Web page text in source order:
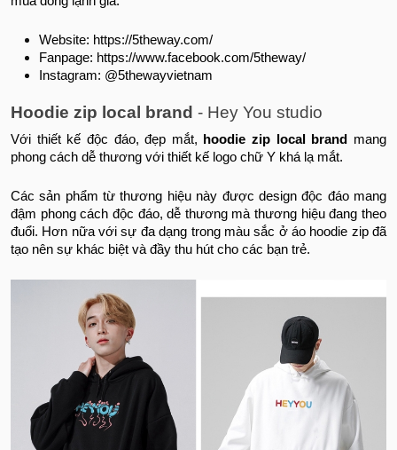
Website: https://5theway.com/
Fanpage: https://www.facebook.com/5theway/
Instagram: @5thewayvietnam
Hoodie zip local brand - Hey You studio
Với thiết kế độc đáo, đẹp mắt, hoodie zip local brand
mang
phong cách dễ thương với thiết kế logo chữ Y khá lạ mắt.
Các sản phẩm từ thương hiệu này được design độc đáo mang
đậm phong cách độc đáo, dễ thương mà thương hiệu đang theo
đuổi. Hơn nữa với sự đa dạng trong màu sắc ở áo hoodie zip đã
tạo nên sự khác biệt và đầy thu hút cho các bạn trẻ.